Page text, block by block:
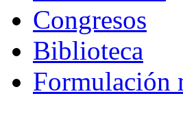
Congresos
Biblioteca
Formulación